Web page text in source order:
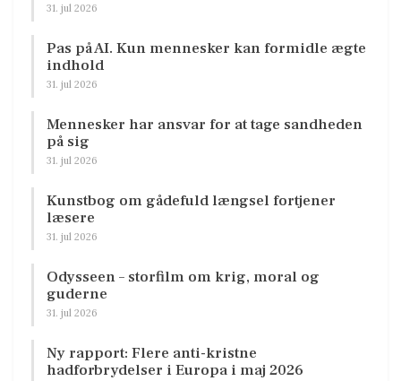
31. jul 2026
Pas på AI. Kun mennesker kan formidle ægte
indhold
31. jul 2026
Mennesker har ansvar for at tage sandheden
på sig
31. jul 2026
Kunstbog om gådefuld længsel fortjener
læsere
31. jul 2026
Odysseen – storfilm om krig, moral og
guderne
31. jul 2026
Ny rapport: Flere anti-kristne
hadforbrydelser i Europa i maj 2026